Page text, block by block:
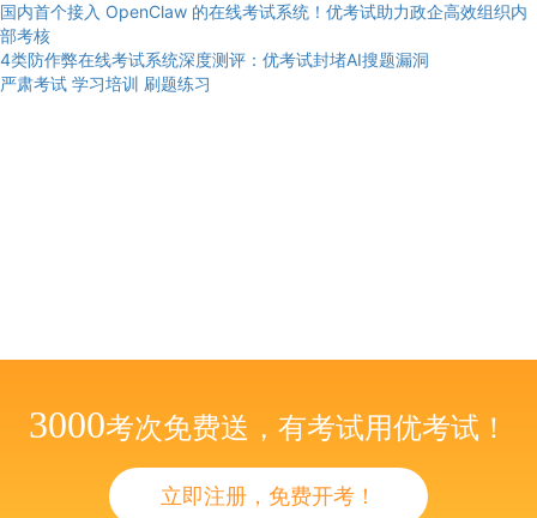
国内首个接入 OpenClaw 的在线考试系统！优考试助力政企高效组织内
部考核
4类防作弊在线考试系统深度测评：优考试封堵AI搜题漏洞
严肃考试 学习培训 刷题练习
3000考次免费送，有考试用优考试！
立即注册，免费开考！